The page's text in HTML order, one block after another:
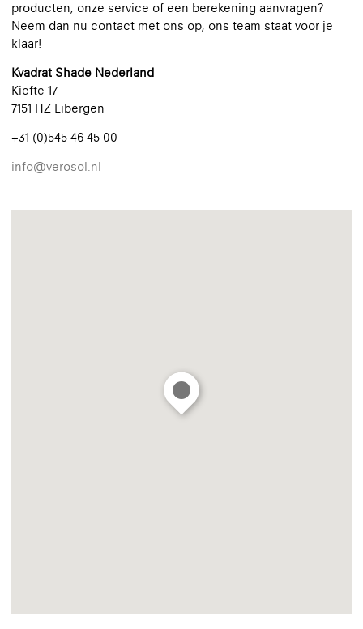
producten, onze service of een berekening aanvragen?
Neem dan nu contact met ons op, ons team staat voor je
klaar!
Kvadrat Shade Nederland
Kiefte 17
7151 HZ Eibergen
+31 (0)545 46 45 00
info@verosol.nl